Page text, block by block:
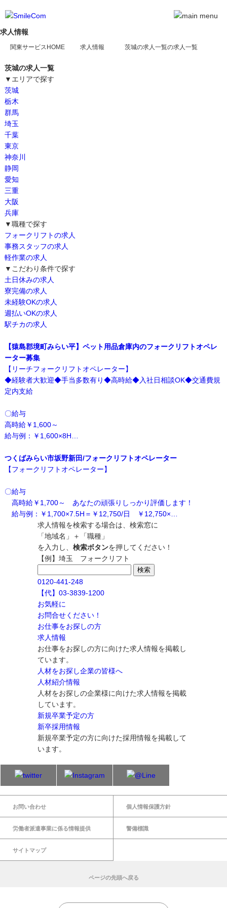
求人情報
関東サービスHOME 求人情報 茨城の求人一覧
茨城の求人一覧
▼エリアで探す
茨城
栃木
群馬
埼玉
千葉
東京
神奈川
静岡
愛知
三重
大阪
兵庫
▼職種で探す
フォークリフトの求人
事務スタッフの求人
軽作業の求人
▼こだわり条件で探す
土日休みの求人
寮完備の求人
未経験OKの求人
週払いOKの求人
駅チカの求人
【猿島郡境町みらい平】ペット用品倉庫内のフォークリフトオペレ
ーター募集
【リーチフォークリフトオペレーター】
◆経験者大歓迎◆手当多数有り◆高時給◆入社日相談OK◆交通費規
定内支給
〇給与
高時給￥1,600～
給与例：￥1,600×8H…
つくばみらい市坂野新田/フォークリフトオペレーター
【フォークリフトオペレーター】
〇給与
高時給￥1,700～ あなたの頑張りしっかり評価します！
給与例：￥1,700×7.5H＝￥12,750/日 ￥12,750×…
求人情報を検索する場合は、検索窓に
「地域名」＋「職種」
を入力し、 検索ボタンを押してください！
【例】埼玉 フォークリフト
索:
0120-441-248
【代】03-3839-1200
お気軽に
お問合せください！
お仕事をお探しの方
求人情報
お仕事をお探しの方に向けた求人情報を掲載し
ています。
人材をお探し企業の皆様へ
人材紹介情報
人材をお探しの企業様に向けた求人情報を掲載
しています。
新規卒業予定の方
新卒採用情報
新規卒業予定の方に向けた採用情報を掲載して
います。
お問い合わせ 個人情報保護方針
労働者派遣事業に係る情報提供 警備標識
サイトマップ
ページの先頭へ戻る